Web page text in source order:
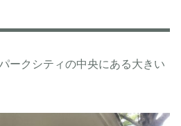
ークシティの中央にある大きい